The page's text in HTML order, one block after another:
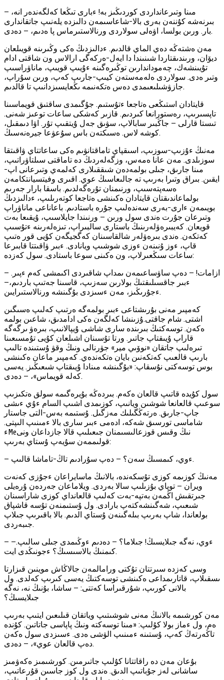
— مىنا وتىرعانداردى كوردىڭىز بە! ءبارى تىڭعا كەلگەندەر انە،
بىرنەشە كۇننەن بەرى بالا-شاعاسىمەن دالىزدە يلەنىپ جاتقاندارى
بار. ورىن بولسا، اۋەلى سولاردى ورنالاستىرماس پا ەدىم، — دەدى.
مەن ەشتەڭە دەي الماي قالدىم. ءدالىزدىڭ ەكى وڭىرىنە قويىلعان
ديۆان، ورىندىقتاردا شىنىندا دا ايەل-ەركەگى ارالاس ون شاقتى ادام
تۇيىنشەك، چەموداندارىن توڭىرەگىنە ءۇيىپ قويىپ، ماناۋراسىپ
وتىر ەدى. سولاردى ەلەمەستەن كيىپ-جارىپ كەپ، ورىن سۇراپ،
جازۋشىلىعىمدى دەس ەتكەنىمە ىڭعايسىزدانىپ تا قالدىم.
قايتادان استىڭعى ەتاجعا ءتۇستىم. جۇگىمدى ساقتىق قويماسىنا
تاپسىرىپ، رەستورانعا كىردىم. قازىر كەشكى ساعات توعىز شەنى.
تىستا قارلى — جاڭبىر سابالاپ، سۋىق جەل ۇيتقىپ تۇر. اۋا دىمقىل،
كوشە لاس. ەسىكتەن باس سۇعۋعا جيرەنەسىڭ.
مەنىڭ ءۇزىپ-سوزىپ، اسىقپاي تاماقتانۋىم ەكى ساعاتتاي ۋاقىتقا
سوزىلدى. مەن عانا ەمەس، وزگەلەردىڭ دە تاماقتى سىلتاۋراتىپ،
مىنا جارىق، جىلى بولمەدەن شىققىلارى كەلمەي وتىرعانى اپ-
ايقىن. بىراق وتىرا بەرىپ تە جالىعاسىڭ عوي. اقىرى وفيتسيانتكامەن
ەسەپتەسىپ، ورنىمنان تۇرەگەلدىم. باسقا بارار جەرىم
بولماعاندىقتان قايتادان ەكىنشى ەتاجعا كوتەرىلىپ، ءدالىزدىڭ
بويىمەن ءارى-بەرى سەندەلىپ جۇرە باستادىم. باعاناعى ماناۋراپ
وتىرعان جۇرت ەندى سول ورىن — ورنىندا جايلاسىپ، ۇيقىعا بەت
قويعان. كەيبىرەۋلەرىنىڭ باستارى سالبىراپ، تىزەلەرىنە ءتۇسىپ
كەتكەن. ەندى بىرەۋلەر شالقاسىنان كەگجيگەن كۇيى قور ەتىپ
قاپ، ءوز ۇنىنەن ءوزى شوشىپ ويانادى. ءبىر ۋاقىتتا قابىرعا
ساعات سىڭعىرلاپ، ون ەكىنى سوعا باستادى. سول كەزدە:
— ازامات! — دەپ ساۋساعىمەن ىمداپ شاقىردى اكىمشى كەم ءپىر.
ءبىر جاقسىلىقتىڭ بولارىن سەزىپ، قاسىنا جەتىپ باردىم،—
ءجۇرىڭىز، مەن ءسىزدى بۇگىنشە ورنالاستىرايىن.
كەمپىر مەنى بۇرىشتاعى ءبىر بولمەگە ەرتىپ كەلىپ ەسىگىن
اشتى. شام جاقتى.ۇزىنشا كەلگەن ەكى ادامدىق، شاعىن بولمە
ەكەن. توسەكتىڭ بىرىندە سارى شاشى ۇيپالانىپ، بىرەۋ ىرگەگە
قاراپ ۇيىقتاپ جاتىر. ورتا تۇسىنان اشىلعان كۇيى تۇمسىعىنا
تىرەلىپ جاتقان «نوۆىي مير» جۋرنالى ونىڭ وقۋ ۇستىندە تالىپ
بارىپ قالعىپ كەتكەنىن بايان ەتكەندەي. كەمپىر ماعان ەكىنشى
بوس توسەكتى نۇسقاپ: «بۇگىنشە مىنادا ۇيىقتاپ شىعىڭىز. يەسى
كەلە قويماس»، — دەدى.
سول كۇيدە قاتىپ قالعان ەكەم. بىردەڭە بۇيرەگىمە سولق ەتكىزىپ
سوعىپ قالعانعا شوشىن ويانىپ، كوزىمدى اشىپ السام ءۇي ءىشى
جاپ-جارىق. ەرتەڭگىلىك مەزگىل. ۇستىمە بەس-التى جاستار
شاماسى تورسىق شەكە، ادەمى ءبىر سارى بالا ءمىنىپ الىپتى.
ءMeنىڭ وقىس قوزعالىسىمنان جىعىلىپ قالا جازداعان ونى
قولىممەن سۇيەپ ۇستاي بەرىپ:
— ءوي، كىمسىڭ سەن؟ — دەپ سۇرادىم تاڭ-تاماشا قالىپ.
مەنىڭ كوزىمە كوزى تۇسكەندە، بالانىڭ ماسايراعان ءجۇزى كەنەت
ويران — توپاي بۇزىلىپ سالا بەردى. ويلاماعان جەردەن ۇرەيلى
جىرتقىش اڭمەن بەتپە-بەت كەلىپ قالعانداي كوزى شاراسىنان
شىعىپ، شەگىنشەكتەپ بارادى. ول ۇستىمنەن تۇسە قاشپاق
بولعاندا، شاپ بەرىپ بىلەگىنەن ۇستاي الدىم. بالا باقىرىپ جىلاپ
جىبەردى.
— ءوي، نەگە جىلايسىڭ! جىلاما؟ — دەدىم ءوڭىمدى جىلى سالىپ.—
كىمنىڭ بالاسىسىڭ؟ ءجونىڭدى ايت.
وسى كەزدە سىرتتان تۇكتى ورامالمەن جالاڭاش موينىن قىزارتا
ىسقىلاپ، قاتارىمداعى ەكىنشى توسەكتىڭ يەسى كىرىپ كەلدى. ول
بالانى كورىپ، شۇرقىراسا كەتتى: — ساشا، بۇنىڭ نە، نەگە
جىلايسىڭ؟
مەن كورشىمە بالانىڭ مەنى شوشىتىپ وياتقان قىلىعىن ايتىپ بەرىپ
ەم، ول ءماز بولا كۇلىپ: «مىنا توسەكتە ونىڭ پاپاسى جاتاتىن. كۇندە
تاڭەرتەڭ كەپ، ۇستىنە ءمىنىپ الۋشى ەدى. ءسىزدى سول ەكەن
دەپ قالعان عوي»، — دەدى.
بۇعان مەن دە راقاتتانا كۇلىپ جاتىرمىن. كورشىمىز ەكەۋمىز
ساشانى لەز جۇباتىپ الدىق. ەندى ول كوز جاسىن قۇرعاتىپ،